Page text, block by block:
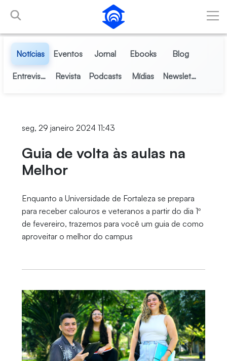
Pular para o Conteúdo principal
Notícias Eventos Jornal Ebooks Blog
Entrevistas Revista Podcasts Mídias Newsletter
seg, 29 janeiro 2024 11:43
Guia de volta às aulas na
Melhor
Enquanto a Universidade de Fortaleza se prepara
para receber calouros e veteranos a partir do dia 1º
de fevereiro, trazemos para você um guia de como
aproveitar o melhor do campus